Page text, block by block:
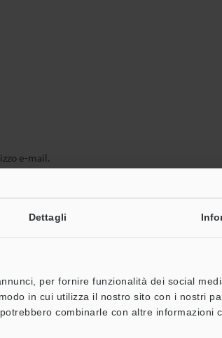
Dettagli
per fornire funzionalità dei social
in cui utilizza il nostro sito con i nostri
combinarle con altre informazioni
e-mail.
e clicchi su "Continua" per completare la